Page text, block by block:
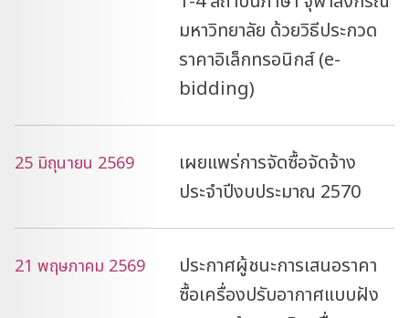
มหาวิทยาลัย ด้วยวิธีประกวด
ราคาอิเล็กทรอนิกส์ (e-
bidding)
25 มิถุนายน 2569
เผยแพร่การจัดซื้อจัดจ้าง
ประจำปีงบประมาณ 2570
21 พฤษภาคม 2569
ประกาศผู้ชนะการเสนอราคา
ซื้อเครื่องปรับอากาศแบบฝัง